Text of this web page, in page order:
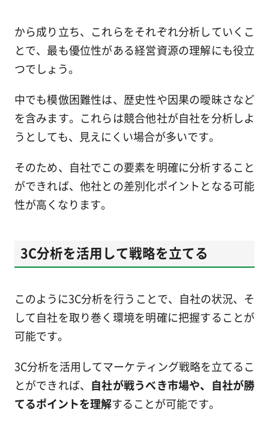
から成り立ち、これらをそれぞれ分析していくこ
とで、最も優位性がある経営資源の理解にも役立
つでしょう。
中でも模倣困難性は、歴史性や因果の曖昧さなど
を含みます。これらは競合他社が自社を分析しよ
うとしても、見えにくい場合が多いです。
そのため、自社でこの要素を明確に分析すること
ができれば、他社との差別化ポイントとなる可能
性が高くなります。
3C分析を活用して戦略を立てる
このように3C分析を行うことで、自社の状況、そ
して自社を取り巻く環境を明確に把握することが
可能です。
3C分析を活用してマーケティング戦略を立てるこ
とができれば、 自社が戦うべき市場や、自社が勝
てるポイントを理解することが可能です。